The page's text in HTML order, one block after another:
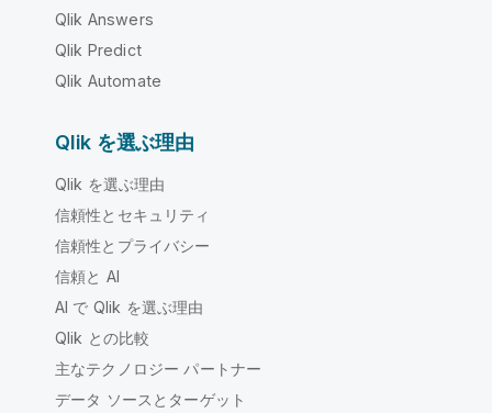
Qlik Answers
Qlik Predict
Qlik Automate
Qlik を選ぶ理由
Qlik を選ぶ理由
信頼性とセキュリティ
信頼性とプライバシー
信頼と AI
AI で Qlik を選ぶ理由
Qlik との比較
主なテクノロジー パートナー
データ ソースとターゲット